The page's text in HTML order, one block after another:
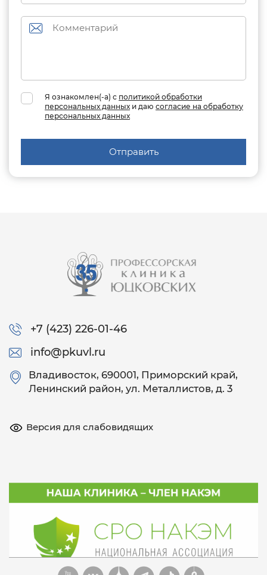
Я ознакомлен(-а) с политикой обработки
персональных данных и даю согласие на обработку
персональных данных
Отправить
+7 (423) 226-01-46
info@pkuvl.ru
Владивосток, 690001, Приморский край,
Ленинский район, ул. Металлистов, д. 3
Версия для слабовидящих